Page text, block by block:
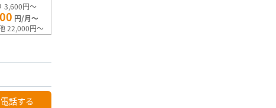
3,600円～
円/月～
22,000円～
電話する